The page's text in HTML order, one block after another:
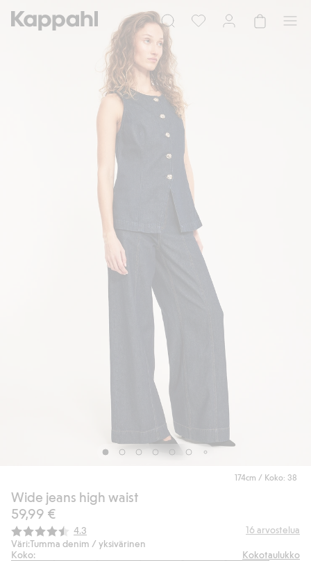
174cm / Koko: 38
Wide jeans high waist
59,99 €
Keskimääräinen luokitus:
4.3 16 arvostelua
Väri:Tumma denim / yksivärinen
Koko:
Kokotaulukko